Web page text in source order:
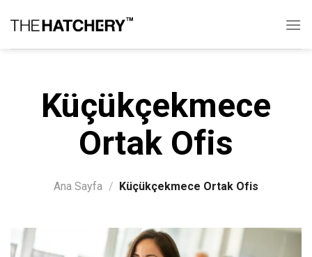
Küçükçekmece
Ortak Ofis
Ana Sayfa / Küçükçekmece Ortak Ofis